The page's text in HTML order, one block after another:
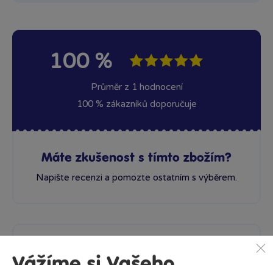
100 %
Průměr z 1 hodnocení
100 % zákazníků doporučuje
Máte zkušenost s tímto zbožím?
Napište recenzi a pomozte ostatním s výběrem.
spokojena